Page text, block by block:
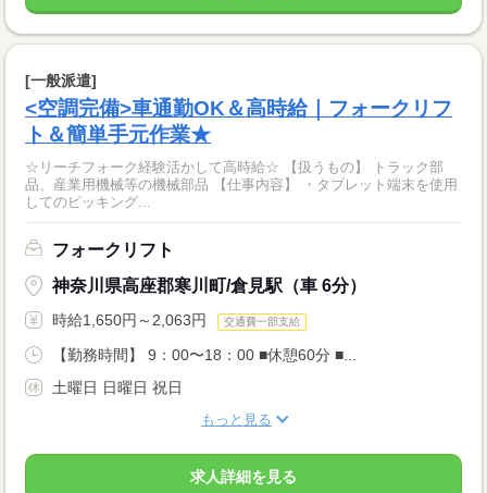
[一般派遣]
<空調完備>車通勤OK＆高時給｜フォークリフ
ト＆簡単手元作業★
☆リーチフォーク経験活かして高時給☆ 【扱うもの】 トラック部
品、産業用機械等の機械部品 【仕事内容】 ・タブレット端末を使用
してのピッキング...
フォークリフト
神奈川県高座郡寒川町/倉見駅（車 6分）
時給1,650円～2,063円 交通費一部支給
【勤務時間】 9：00〜18：00 ■休憩60分 ■...
土曜日 日曜日 祝日
もっと見る
求人詳細を見る